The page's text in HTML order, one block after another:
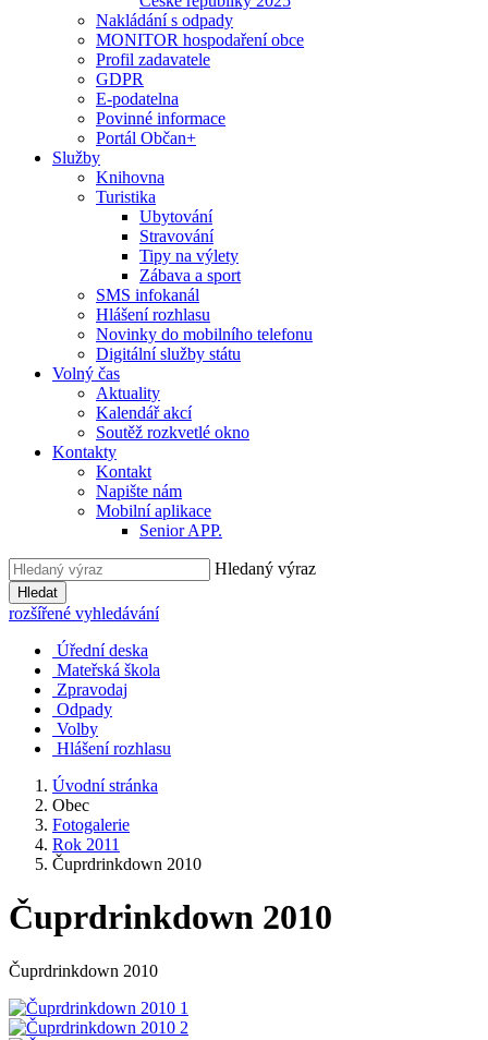
Nakládání s odpady
MONITOR hospodaření obce
Profil zadavatele
GDPR
E-podatelna
Povinné informace
Portál Občan+
Služby
Knihovna
Turistika
Ubytování
Stravování
Tipy na výlety
Zábava a sport
SMS infokanál
Hlášení rozhlasu
Novinky do mobilního telefonu
Digitální služby státu
Volný čas
Aktuality
Kalendář akcí
Soutěž rozkvetlé okno
Kontakty
Kontakt
Napište nám
Mobilní aplikace
Senior APP.
Hledaný výraz
Hledat
rozšířené vyhledávání
Úřední deska
Mateřská škola
Zpravodaj
Odpady
Volby
Hlášení rozhlasu
Úvodní stránka
Obec
Fotogalerie
Rok 2011
Čuprdrinkdown 2010
Čuprdrinkdown 2010
Čuprdrinkdown 2010